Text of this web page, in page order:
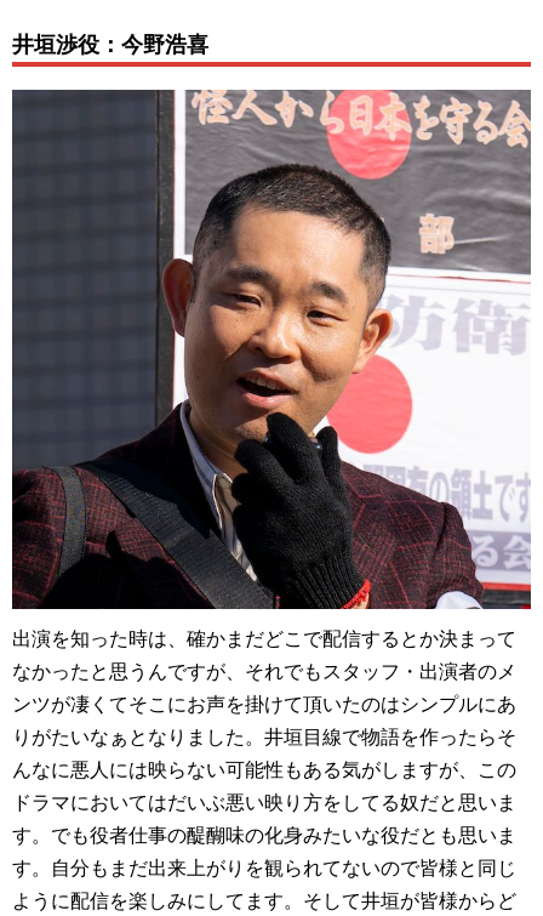
井垣渉役：今野浩喜
出演を知った時は、確かまだどこで配信するとか決まって
なかったと思うんですが、それでもスタッフ・出演者のメ
ンツが凄くてそこにお声を掛けて頂いたのはシンプルにあ
りがたいなぁとなりました。井垣目線で物語を作ったらそ
んなに悪人には映らない可能性もある気がしますが、この
ドラマにおいてはだいぶ悪い映り方をしてる奴だと思いま
す。でも役者仕事の醍醐味の化身みたいな役だとも思いま
す。自分もまだ出来上がりを観られてないので皆様と同じ
ように配信を楽しみにしてます。そして井垣が皆様からど